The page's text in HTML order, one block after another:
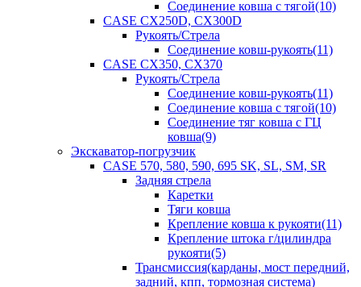
Соединение ковша с тягой(10)
CASE CX250D, CX300D
Рукоять/Стрела
Соединение ковш-рукоять(11)
CASE CX350, CX370
Рукоять/Стрела
Соединение ковш-рукоять(11)
Соединение ковша с тягой(10)
Соединение тяг ковша с ГЦ
ковша(9)
Экскаватор-погрузчик
CASE 570, 580, 590, 695 SK, SL, SM, SR
Задняя стрела
Каретки
Тяги ковша
Крепление ковша к рукояти(11)
Крепление штока г/цилиндра
рукояти(5)
Трансмиссия(карданы, мост передний,
задний, кпп, тормозная система)